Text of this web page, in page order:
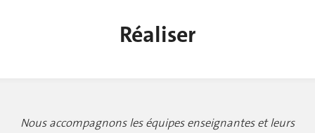
Réaliser
Nous accompagnons les équipes enseignantes et leurs